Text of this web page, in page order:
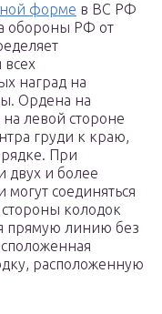
форме в ВС РФ
обороны РФ от
наград на
Ордена на
левой стороне
груди к краю,
При
двух и более
соединяться
колодок
прямую линию без
расположенную